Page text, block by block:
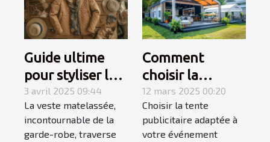
Guide ultime
pour styliser les
vestes
matelassées en
toutes saisons
3 avril 2025 09:44
La veste matelassée,
incontournable de la
garde-robe, traverse
Comment
choisir la
meilleure tente
publicitaire pour
votre
12 mars 2025 00:20
Choisir la tente
publicitaire adaptée à
votre événement